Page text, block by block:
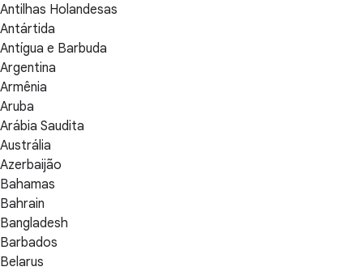
Antilhas Holandesas
Antártida
Antígua e Barbuda
Argentina
Armênia
Aruba
Arábia Saudita
Austrália
Azerbaijão
Bahamas
Bahrain
Bangladesh
Barbados
Belarus